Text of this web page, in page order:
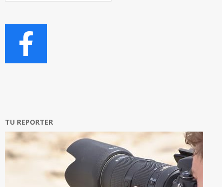
TU REPORTER